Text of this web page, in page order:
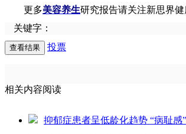
更多美容养生研究报告请关注新思界健
关键字：
投票
相关内容阅读
抑郁症患者呈低龄化趋势 “病耻感